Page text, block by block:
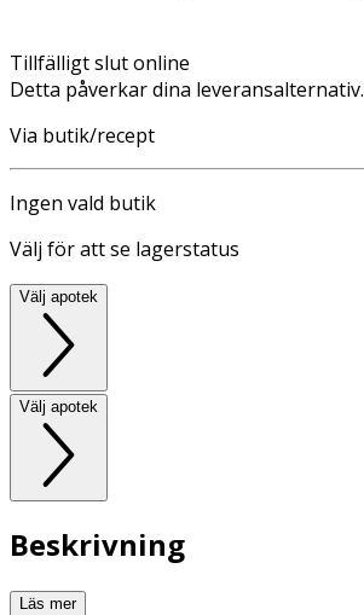
Tillfälligt slut online
Detta påverkar dina leveransalternativ.
Via butik/recept
Ingen vald butik
Välj för att se lagerstatus
Välj apotek
Välj apotek
Beskrivning
Läs mer